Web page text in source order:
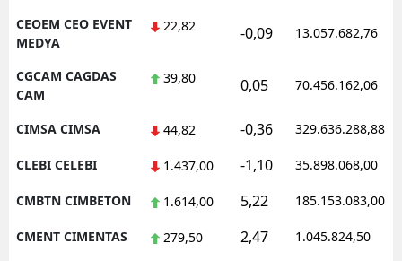
CEOEM CEO EVENT
MEDYA
22,82 -0,09 13.057.682,76
CGCAM CAGDAS
CAM
39,80 0,05 70.456.162,06
CIMSA CIMSA 44,82 -0,36 329.636.288,88
CLEBI CELEBI 1.437,00 -1,10 35.898.068,00
CMBTN CIMBETON 1.614,00 5,22 185.153.083,00
CMENT CIMENTAS 279,50 2,47 1.045.824,50